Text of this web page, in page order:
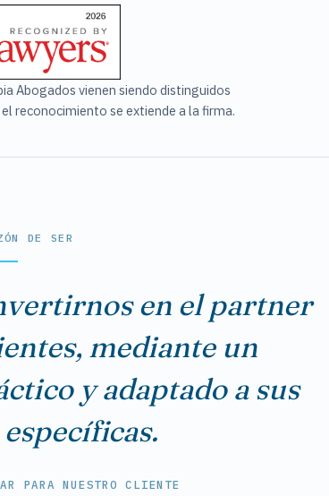
Abogados vienen siendo distinguidos
el reconocimiento se extiende a la firma.
DE SER
en el partner
mediante un
y adaptado a sus
PARA NUESTRO CLIENTE